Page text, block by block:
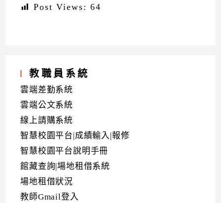
Post Views: 64
教職員系統
雲端差勤系統
雲端公文系統
線上請購系統
智慧校園平台|成績輸入|報修
智慧校園平台說明手冊
館藏查詢|場地租借系統
場地租借狀況
教師Gmail登入